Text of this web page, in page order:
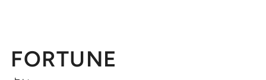
FORTUNE